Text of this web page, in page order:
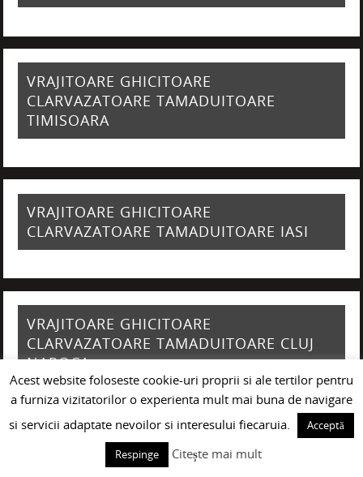
VRAJITOARE GHICITOARE
CLARVAZATOARE TAMADUITOARE
TIMISOARA
VRAJITOARE GHICITOARE
CLARVAZATOARE TAMADUITOARE IASI
VRAJITOARE GHICITOARE
CLARVAZATOARE TAMADUITOARE CLUJ
NAPOCA
VRAJITOARE GHICITOARE
Acest website foloseste cookie-uri proprii si ale tertilor pentru
a furniza vizitatorilor o experienta mult mai buna de navigare
si servicii adaptate nevoilor si interesului fiecaruia.
Acceptă
Respinge
Citește mai mult